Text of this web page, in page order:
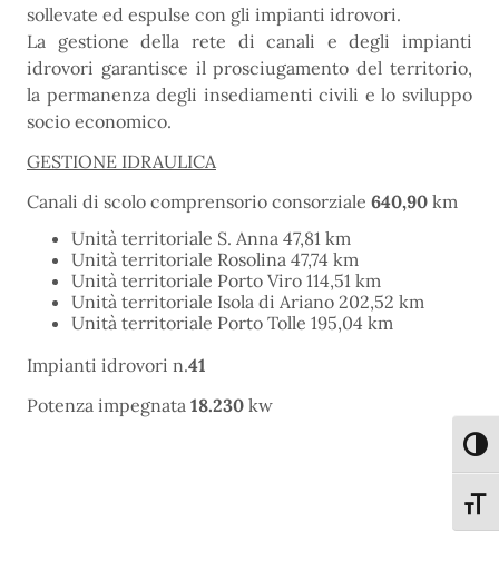
sollevate ed espulse con gli impianti idrovori.
La gestione della rete di canali e degli impianti
idrovori garantisce il prosciugamento del territorio,
la permanenza degli insediamenti civili e lo sviluppo
socio economico.
GESTIONE IDRAULICA
Canali di scolo comprensorio consorziale 640,90 km
Unità territoriale S. Anna 47,81 km
Unità territoriale Rosolina 47,74 km
Unità territoriale Porto Viro 114,51 km
Unità territoriale Isola di Ariano 202,52 km
Unità territoriale Porto Tolle 195,04 km
Impianti idrovori n.41
Potenza impegnata 18.230 kw